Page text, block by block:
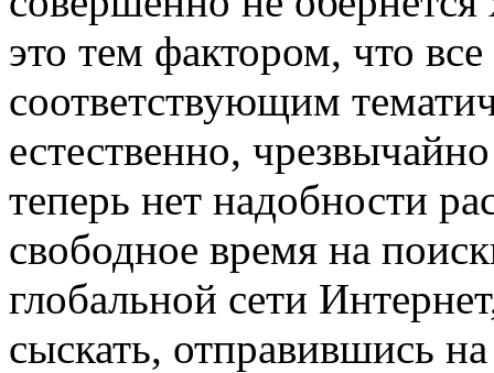
это тем фактором, что
соответствующим
естественно,
теперь нет надобности
свободное время на
глобальной сети
сыскать, отправившись